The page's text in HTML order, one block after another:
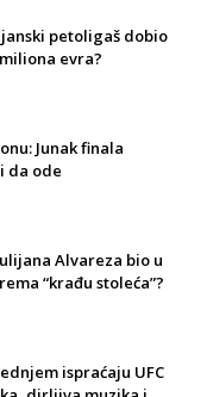
petoligaš dobio
evra?
Junak finala
da ode
Alvareza bio u
“krađu stoleća”?
ispraćaju UFC